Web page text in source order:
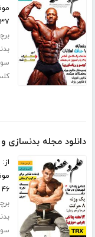
۳۷ صفحه
دانلود مجله بدنسازی
از:
۴۶ صفحه